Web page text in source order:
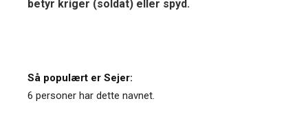
betyr kriger (soldat) eller spyd.
Så populært er Sejer:
6 personer har dette navnet.